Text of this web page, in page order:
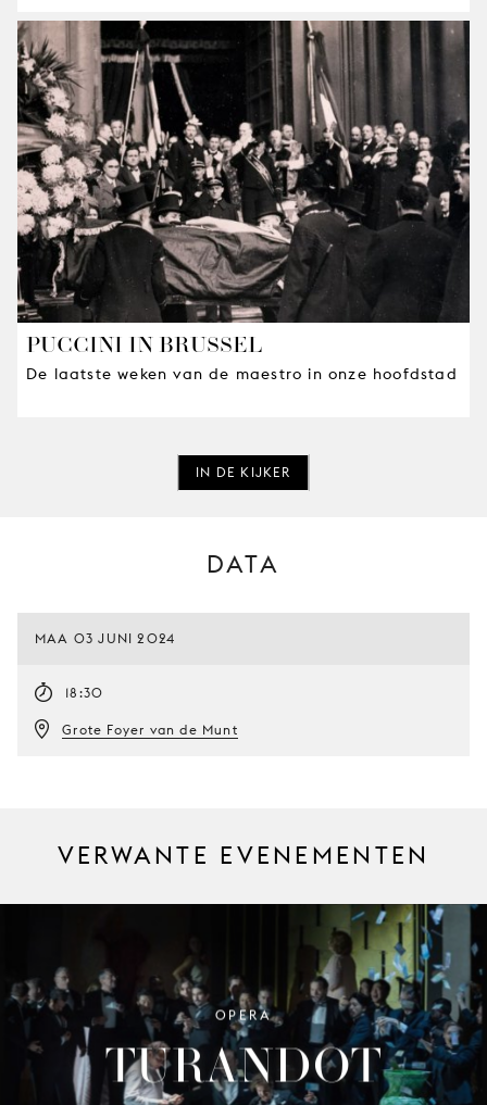
PUCCINI IN BRUSSEL
De laatste weken van de maestro in onze hoofdstad
IN DE KIJKER
DATA
MAA 03 JUNI 2024
18:30
Grote Foyer van de Munt
VERWANTE EVENEMENTEN
OPERA
TURANDOT